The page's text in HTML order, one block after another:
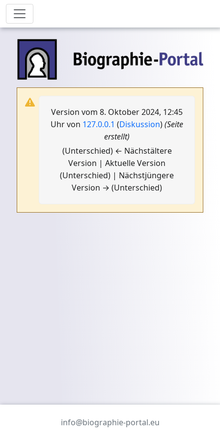
Version vom 8. Oktober 2024, 12:45
Uhr von 127.0.0.1 (Diskussion)(Seite
erstellt)
(Unterschied) ← Nächstältere
Version | Aktuelle Version
(Unterschied) | Nächstjüngere
Version → (Unterschied)
info@biographie-portal.eu